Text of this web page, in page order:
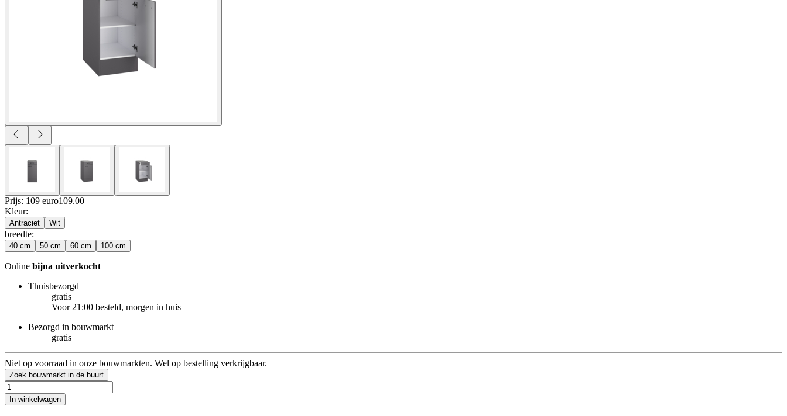
Prijs: 109 euro109.00
Kleur:
Antraciet Wit
breedte:
40 cm 50 cm 60 cm 100 cm
Online bijna uitverkocht
Thuisbezorgd
gratis
Voor 21:00 besteld, morgen in huis
Bezorgd in bouwmarkt
gratis
Niet op voorraad in onze bouwmarkten. Wel op bestelling verkrijgbaar.
Zoek bouwmarkt in de buurt
In winkelwagen